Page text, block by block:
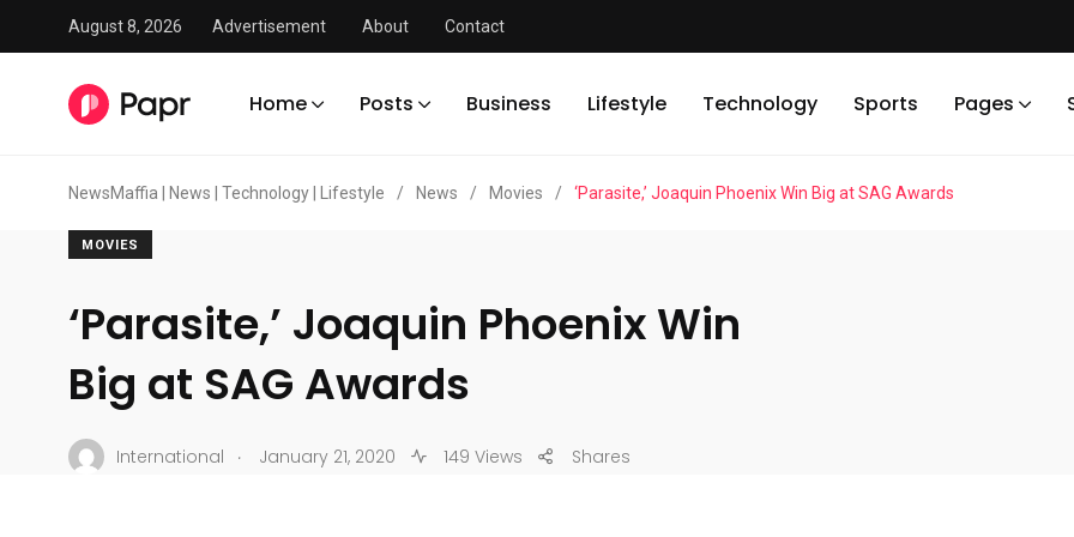
August 8, 2026 Advertisement About Contact
Home Posts Business Lifestyle Technology Sports Pages
NewsMaffia | News | Technology | Lifestyle / News / Movies / ‘Parasite,’ Joaquin Phoenix Win Big at SAG Awards
MOVIES
‘Parasite,’ Joaquin Phoenix Win
Big at SAG Awards
International . January 21, 2020 149 Views Shares